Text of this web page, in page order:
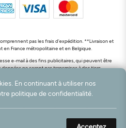
pas les frais d'expédition. **Livraison et
France métropolitaine et en Belgique.
e-mail à des fins publicitaires, qui peuvent être
ne seront pas transmises à des tiers.
e.K. / Tous droits réservés. powered by
En continuant à utiliser nos
politique de confidentialité.
Acceptez